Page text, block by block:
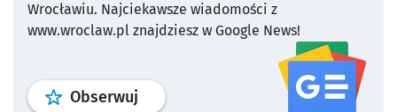
Wrocławiu. Najciekawsze wiadomości z
www.wroclaw.pl znajdziesz w Google News!
Obserwuj profil serwisu